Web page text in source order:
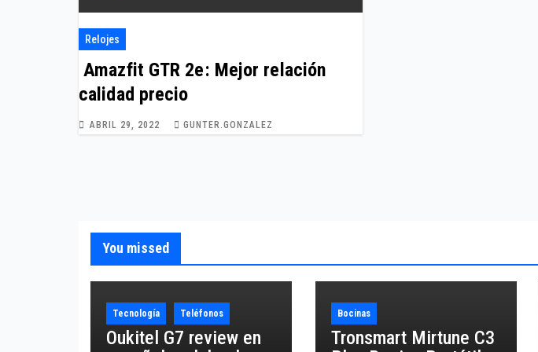
Relojes
Amazfit GTR 2e: Mejor relación
calidad precio
ABRIL 29, 2022 GUNTER.GONZALEZ
You missed
Tecnología Teléfonos
Oukitel G7 review en
Bocinas
Tronsmart Mirtune C3